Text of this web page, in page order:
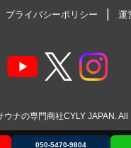
050-5470-9804
プライバシーポリシー 運
ウナの専門商社CYLY JAPAN .